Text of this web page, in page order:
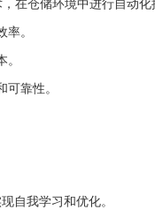
。
靠性。
自我学习和优化。